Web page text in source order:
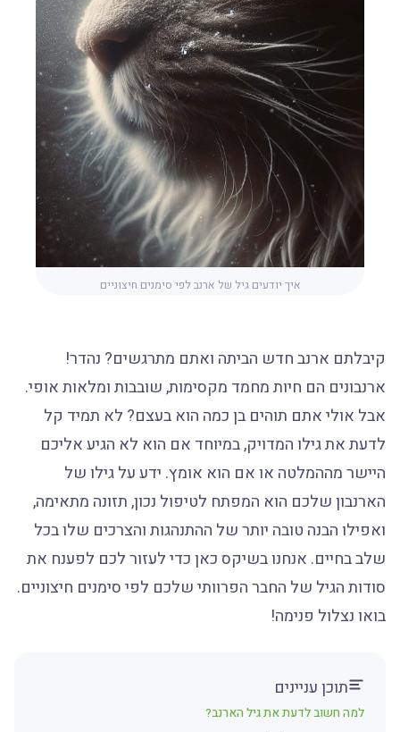
איך יודעים גיל של ארנב לפי סימנים חיצוניים
קיבלתם ארנב חדש הביתה ואתם מתרגשים? נהדר!
ארנבונים הם חיות מחמד מקסימות, שובבות ומלאות אופי.
אבל אולי אתם תוהים בן כמה הוא בעצם? לא תמיד קל
לדעת את גילו המדויק, במיוחד אם הוא לא הגיע אליכם
היישר מההמלטה או אם הוא אומץ. ידע על גילו של
הארנבון שלכם הוא המפתח לטיפול נכון, תזונה מתאימה,
ואפילו הבנה טובה יותר של ההתנהגות והצרכים שלו בכל
שלב בחיים. אנחנו בשיקס כאן כדי לעזור לכם לפענח את
סודות הגיל של החבר הפרוותי שלכם לפי סימנים חיצוניים.
בואו נצלול פנימה!
תוכן עניינים
למה חשוב לדעת את גיל הארנב?